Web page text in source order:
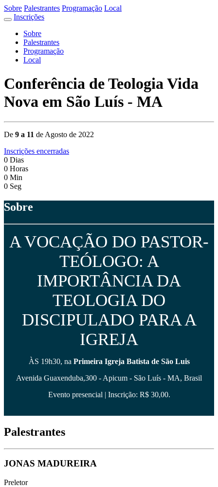
Sobre Palestrantes Programação Local
Inscrições
Sobre
Palestrantes
Programação
Local
Conferência de Teologia Vida
Nova em São Luís - MA
De 9 a 11 de Agosto de 2022
Inscrições encerradas
0 Dias
0 Horas
0 Min
0 Seg
Sobre
A VOCAÇÃO DO PASTOR-
TEÓLOGO: A
IMPORTÂNCIA DA
TEOLOGIA DO
DISCIPULADO PARA A
IGREJA
ÀS 19h30, na Primeira Igreja Batista de São Luis
Avenida Guaxenduba,300 - Apicum - São Luís - MA, Brasil
Evento presencial | Inscrição: R$ 30,00.
Palestrantes
JONAS MADUREIRA
Preletor